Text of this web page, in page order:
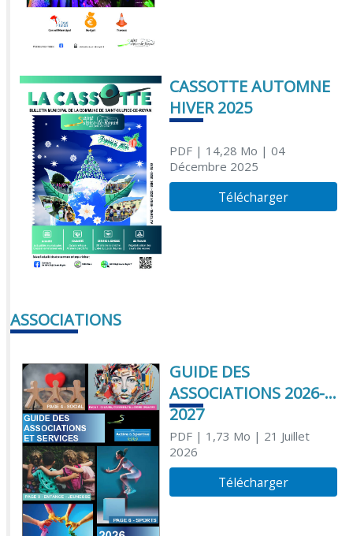
CASSOTTE AUTOMNE
HIVER 2025
PDF| 14,28 Mo | 04
Décembre 2025
Télécharger
ASSOCIATIONS
GUIDE DES
ASSOCIATIONS 2026-
2027
PDF| 1,73 Mo | 21 Juillet
2026
Télécharger